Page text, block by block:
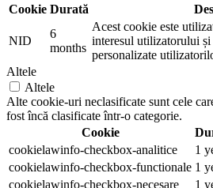
Cookie Durată
NID
6
months
Acest cookie este
interesul utilizatorului și
personalizate
Altele
Altele
Alte cookie-uri neclasificate sunt cele
fost încă clasificate într-o categorie.
Cookie
cookielawinfo-checkbox-analitice
1
cookielawinfo-checkbox-functionale 1
cookielawinfo-checkbox-necesare
1